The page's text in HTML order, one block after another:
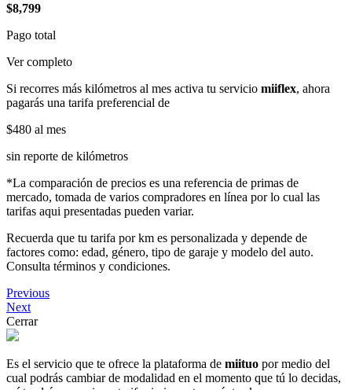
$8,799
Pago total
Ver completo
Si recorres más kilómetros al mes activa tu servicio miiflex, ahora
pagarás una tarifa preferencial de
$480 al mes
sin reporte de kilómetros
*La comparación de precios es una referencia de primas de
mercado, tomada de varios compradores en línea por lo cual las
tarifas aqui presentadas pueden variar.
Recuerda que tu tarifa por km es personalizada y depende de
factores como: edad, género, tipo de garaje y modelo del auto.
Consulta términos y condiciones.
Previous
Next
Cerrar
Es el servicio que te ofrece la plataforma de miituo por medio del
cual podrás cambiar de modalidad en el momento que tú lo decidas,